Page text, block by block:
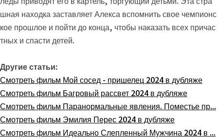
шная находка заставляет Алекса вспомнить свое чемпионс
кое прошлое и пойти до конца, чтобы наказать всех причас
тных и спасти детей.
Другие статьи:
Смотреть фильм Мой сосед - пришелец 2024 в дубляже
Смотреть фильм Багровый рассвет 2024 в дубляже
Смотреть фильм Паранормальные явления. Поместье пр...
Смотреть фильм Эмилия Перес 2024 в дубляже
Смотреть фильм Идеально Слепленный Мужчина 2024 в ...